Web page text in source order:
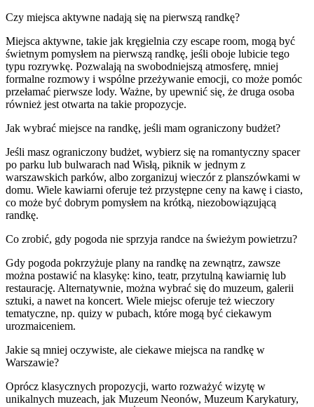
Czy miejsca aktywne nadają się na pierwszą randkę?
Miejsca aktywne, takie jak kręgielnia czy escape room, mogą być
świetnym pomysłem na pierwszą randkę, jeśli oboje lubicie tego
typu rozrywkę. Pozwalają na swobodniejszą atmosferę, mniej
formalne rozmowy i wspólne przeżywanie emocji, co może pomóc
przełamać pierwsze lody. Ważne, by upewnić się, że druga osoba
również jest otwarta na takie propozycje.
Jak wybrać miejsce na randkę, jeśli mam ograniczony budżet?
Jeśli masz ograniczony budżet, wybierz się na romantyczny spacer
po parku lub bulwarach nad Wisłą, piknik w jednym z
warszawskich parków, albo zorganizuj wieczór z planszówkami w
domu. Wiele kawiarni oferuje też przystępne ceny na kawę i ciasto,
co może być dobrym pomysłem na krótką, niezobowiązującą
randkę.
Co zrobić, gdy pogoda nie sprzyja randce na świeżym powietrzu?
Gdy pogoda pokrzyżuje plany na randkę na zewnątrz, zawsze
można postawić na klasykę: kino, teatr, przytulną kawiarnię lub
restaurację. Alternatywnie, można wybrać się do muzeum, galerii
sztuki, a nawet na koncert. Wiele miejsc oferuje też wieczory
tematyczne, np. quizy w pubach, które mogą być ciekawym
urozmaiceniem.
Jakie są mniej oczywiste, ale ciekawe miejsca na randkę w
Warszawie?
Oprócz klasycznych propozycji, warto rozważyć wizytę w
unikalnych muzeach, jak Muzeum Neonów, Muzeum Karykatury,